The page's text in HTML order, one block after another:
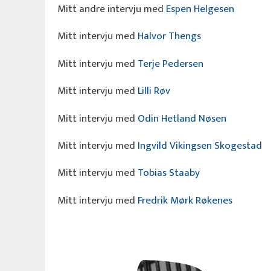
Mitt andre intervju med Espen Helgesen
Mitt intervju med Halvor Thengs
Mitt intervju med Terje Pedersen
Mitt intervju med Lilli Røv
Mitt intervju med Odin Hetland Nøsen
Mitt intervju med Ingvild Vikingsen Skogestad
Mitt intervju med Tobias Staaby
Mitt intervju med Fredrik Mørk Røkenes